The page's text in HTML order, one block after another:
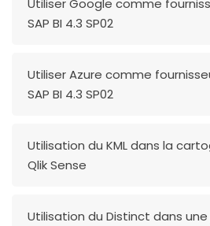
Utiliser Google comme
SAP BI 4.3 SP02
Utiliser Azure comme
SAP BI 4.3 SP02
Utilisation du KML dans la
Qlik Sense
Utilisation du Distinct dans